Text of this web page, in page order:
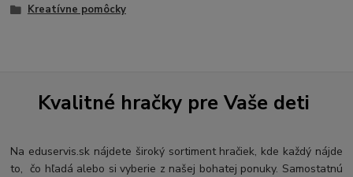
Kreatívne pomôcky
Kvalitné hračky pre Vaše deti
Na eduservis.sk nájdete široký sortiment hračiek, kde každý nájde
to, čo hľadá alebo si vyberie z našej bohatej ponuky. Samostatnú